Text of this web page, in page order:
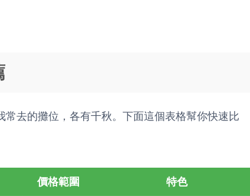
去的攤位，各有千秋。下面這個表格幫你快速比
價格範圍 特色